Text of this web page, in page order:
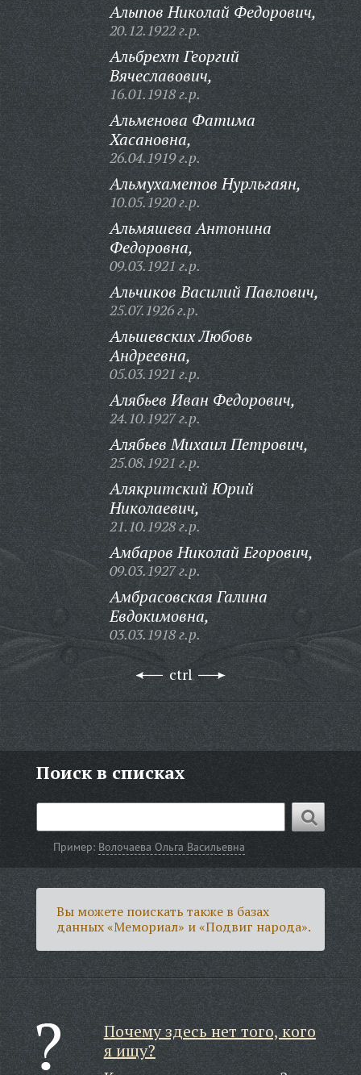
Алыпов Николай Федорович,
20.12.1922 г.р.
Альбрехт Георгий
Вячеславович,
16.01.1918 г.р.
Альменова Фатима
Хасановна,
26.04.1919 г.р.
Альмухаметов Нурльгаян,
10.05.1920 г.р.
Альмяшева Антонина
Федоровна,
09.03.1921 г.р.
Альчиков Василий Павлович,
25.07.1926 г.р.
Альшевских Любовь
Андреевна,
05.03.1921 г.р.
Алябьев Иван Федорович,
24.10.1927 г.р.
Алябьев Михаил Петрович,
25.08.1921 г.р.
Алякритский Юрий
Николаевич,
21.10.1928 г.р.
Амбаров Николай Егорович,
09.03.1927 г.р.
Амбрасовская Галина
Евдокимовна,
03.03.1918 г.р.
ctrl
Поиск в списках
Пример: Волочаева Ольга Васильевна
Вы можете поискать также в базах
данных «Мемориал» и «Подвиг народа».
Почему здесь нет того, кого
я ищу?